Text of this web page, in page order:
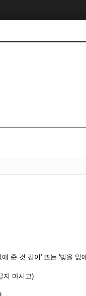
준 것 같이' 또는 '빚을 없
지 마시고)